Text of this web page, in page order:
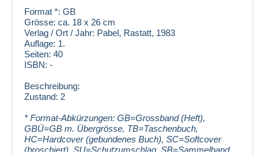
Format *: GB
Grösse: ca. 18 x 26 cm
Verlag / Ort / Jahr: Pabel, Rastatt, 1983
Auflage: 1.
Seiten: 40
ISBN: -
Beschreibung:
Zustand: 2
* Format-Abkürzungen: GB=Grossband (Heft),
GBÜ=GB m. Übergrösse, TB=Taschenbuch,
HC=Hardcover (gebundenes Buch), SC=Softcover
(broschiert), SU=Schutzumschlag, SB=Sammelband